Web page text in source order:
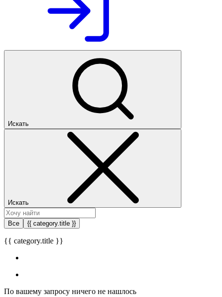
Искать
Искать
Все {{ category.title }}
{{ category.title }}
По вашему запросу ничего не нашлось